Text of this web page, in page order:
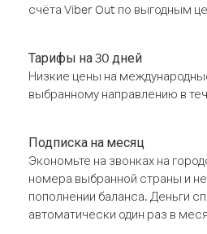
счёта Viber Out по выгодным
Тарифы на 30 дней
Низкие цены на
выбранному направлению в
Подписка на месяц
Экономьте на звонках на
номера выбранной страны и не
пополнении баланса. Деньги
автоматически один раз в